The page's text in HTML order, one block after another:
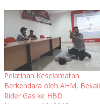
Pelatihan Keselamatan
Berkendara oleh AHM, Bekali
Rider Gas ke HBD